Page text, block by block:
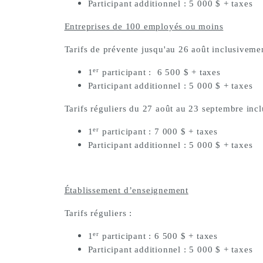
Participant additionnel : 5 000 $ + taxes
Entreprises de 100 employés ou moins
Tarifs de prévente jusqu'au 26 août
1er participant : 6 500 $ + taxes
Participant additionnel : 5 000 $ + taxes
Tarifs réguliers du 27 août au 23 septembre
1er participant : 7 000 $ + taxes
Participant additionnel : 5 000 $ + taxes
Établissement d’enseignement
Tarifs réguliers :
1er participant : 6 500 $ + taxes
Participant additionnel : 5 000 $ + taxes